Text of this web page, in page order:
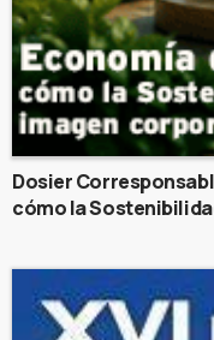
Dosier
cómo la